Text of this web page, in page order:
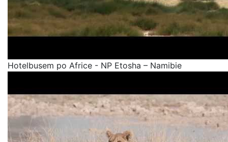
Hotelbusem po Africe - NP Etosha – Namibie